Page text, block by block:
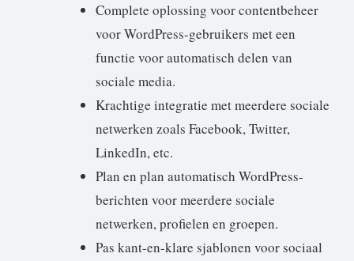
Complete oplossing voor contentbeheer
voor WordPress-gebruikers met een
functie voor automatisch delen van
sociale media.
Krachtige integratie met meerdere sociale
netwerken zoals Facebook, Twitter,
LinkedIn, etc.
Plan en plan automatisch WordPress-
berichten voor meerdere sociale
netwerken, profielen en groepen.
Pas kant-en-klare sjablonen voor sociaal